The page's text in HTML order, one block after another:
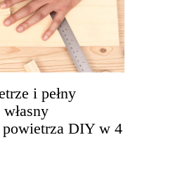
i pełny
powietrza DIY w 4